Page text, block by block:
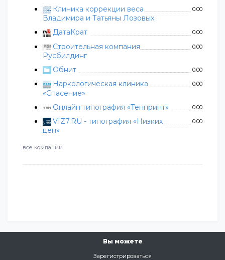
Клиника коррекции веса
Владимира и Татьяны Лозовых
0.00
ДатаКрат 0.00
Строительная компания
Русбилдинг
0.00
Обнит 0.00
Наркологическая клиника
«Спасение»
0.00
Онлайн типография «Тенпринт» 0.00
VIZ7.RU - типография «Низких
цен»
0.00
все компании
Вы можете
Зарегистрироваться